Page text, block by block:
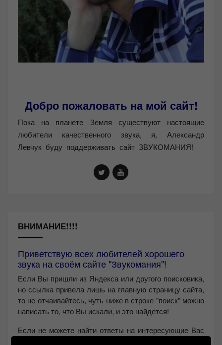
Добро пожаловать на мой сайт!
Пока на планете Земля существуют настоящие
любители качественного звука, я, Александр
Левчук буду поддерживать сайт ЗВУКОМАНИЯ!
ВНИМАНИЕ!!!!
Приветствую всех любителей хорошего
звука на своём сайте "Звукомания"!
Если Вы пришли из Яндекса или другого поисковика,
но ссылка привела лишь на главную страницу сайта,
то не отчаивайтесь, чуть ниже в строке "поиск" можно
написать то, что Вы искали, и это найдется!
Если не можете найти ответы на интересующие Вас